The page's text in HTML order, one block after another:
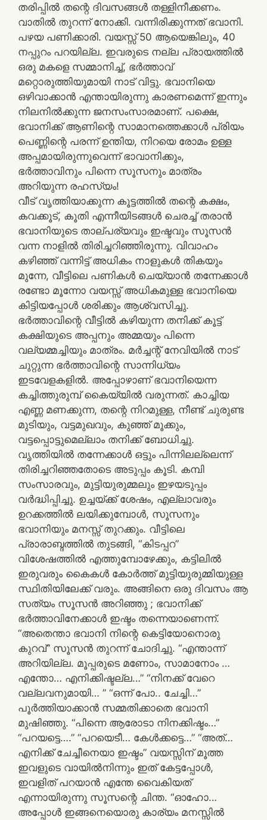
തരിപ്പിൽ തന്റെ ദിവസങ്ങൾ തള്ളിനീക്കണം.
വാതിൽ തുറന്ന് നോക്കി. വന്നിരിക്കുന്നത് ഭവാനി.
പഴയ പണിക്കാരി. വയസ്സ് 50 ആയെങ്കിലും, 40
നപ്പുറം പറയില്ല. ഇവരുടെ നല്ല പ്രായത്തിൽ
ഒരു മകളെ സമ്മാനിച്ച്, ഭർത്താവ്
മറ്റൊരുത്തിയുമായി നാട് വിട്ടു. ഭവാനിയെ
ഒഴിവാക്കാൻ എന്തായിരുന്നു കാരണമെന്ന് ഇന്നും
നിലനിൽക്കുന്ന ജനസംസാരമാണ്. പക്ഷെ,
ഭവാനിക്ക് ആണിന്റെ സാമാനത്തെക്കാൾ പ്രിയം
പെണ്ണിന്റെ പരന്ന് ഉന്തിയ, നിറയെ രോമം ഉള്ള
അപ്പമായിരുന്നുവെന്ന് ഭാവാനിക്കും,
ഭർത്താവിനും പിന്നെ സൂസനും മാത്രം
അറിയുന്ന രഹസ്യം!
വീട് വൃത്തിയാക്കുന്ന കൂട്ടത്തിൽ തന്റെ കക്ഷം,
കവക്കൂട്, കൂതി എന്നീയിടങ്ങൾ ചെരച്ച് തരാൻ
ഭവാനിയുടെ താല്പര്യവും ഇഷ്ടവും സൂസൻ
വന്ന നാളിൽ തിരിച്ചറിഞ്ഞിരുന്നു. വിവാഹം
കഴിഞ്ഞ് വന്നിട്ട് അധികം നാളുകൾ തികയും
മുന്നേ, വീട്ടിലെ പണികൾ ചെയ്യാൻ തന്നേക്കാൾ
രണ്ടോ മൂന്നോ വയസ്സ് അധികമുള്ള ഭവാനിയെ
കിട്ടിയപ്പോൾ ശരിക്കും ആശ്വസിച്ചു.
ഭർത്താവിന്റെ വീട്ടിൽ കഴിയുന്ന തനിക്ക് കൂട്ട്
കക്ഷിയുടെ അപ്പനും അമ്മയും പിന്നെ
വല്യമ്മച്ചിയും മാത്രം. മർച്ചന്റ് നേവിയിൽ നാട്
ചുറ്റുന്ന ഭർത്താവിന്റെ സാന്നിധ്യം
ഇടവേളകളിൽ. അപ്പോഴാണ് ഭവാനിയെന്ന
കച്ചിത്തുരുമ്പ് കൈയ്യിൽ വരുന്നത്. കാച്ചിയ
എണ്ണ മണക്കുന്ന, തന്റെ നിറമുള്ള, നീണ്ട് ചുരുണ്ട
മുടിയും, വട്ടമുഖവും, കുഞ്ഞ് മൂക്കും,
വട്ടപ്പൊട്ടുമെല്ലാം തനിക്ക് ബോധിച്ചു.
വൃത്തിയിൽ തന്നേക്കാൾ ഒട്ടും പിന്നിലല്ലെന്ന്
തിരിച്ചറിഞ്ഞതോടെ അടുപ്പം കൂടി. കമ്പി
സംസാരവും, മുട്ടിയുരുമ്മലും ഇഴയടുപ്പം
വർദ്ധിപ്പിച്ചു. ഉച്ചയ്ക്ക് ശേഷം, എല്ലാവരും
ഉറക്കത്തിൽ ലയിക്കുമ്പോൾ, സൂസനും
ഭവാനിയും മനസ്സ് തുറക്കും. വീട്ടിലെ
പ്രാരാബ്ദത്തിൽ തുടങ്ങി, “കിടപ്പറ”
വിശേഷത്തിൽ എത്തുമ്പോഴേക്കും, കട്ടിലിൽ
ഇരുവരും കൈകൾ കോർത്ത് മുട്ടിയുരുമ്മിയുള്ള
സ്ഥിതിയിലേക്ക് വരും. അങ്ങിനെ ഒരു ദിവസം ആ
സത്യം സൂസൻ അറിഞ്ഞു ; ഭവാനിക്ക്
ഭർത്താവിനേക്കാൾ ഇഷ്ടം തന്നെയാണെന്ന്.
“അതെന്താ ഭവാനി നിന്റെ കെട്ടിയോനൊരു
കുറവ്‌” സൂസൻ തുറന്ന് ചോദിച്ചു. “എന്താന്ന്
അറിയില്ല. മൂപ്പരുടെ മണോം, സാമാനോം …
എന്തോ… എനിക്കിഷ്ടല്ല…” “നിനക്ക് വേറെ
വല്ലവനുമായി… ” “ഒന്ന് പോ.. ചേച്ചി…”
പൂർത്തിയാക്കാൻ സമ്മതിക്കാതെ ഭവാനി
മുഷിഞ്ഞു. “പിന്നെ ആരോടാ നിനക്കിഷ്ടം…”
“പറയട്ടെ….” “പറയെടീ… കേൾക്കട്ടെ…” “അത്…
എനിക്ക് ചേച്ചീനെയാ ഇഷ്ടം” വയസ്സിന് മൂത്ത
ഇവളുടെ വായിൽനിന്നും ഇത് കേട്ടപ്പോൾ,
ഇവളിത് പറയാൻ എന്തേ വൈകിയത്
എന്നായിരുന്നു സൂസന്റെ ചിന്ത. “ഓഹോ…
അപ്പോൾ ഇങ്ങനെയൊരു കാര്യം മനസ്സിൽ